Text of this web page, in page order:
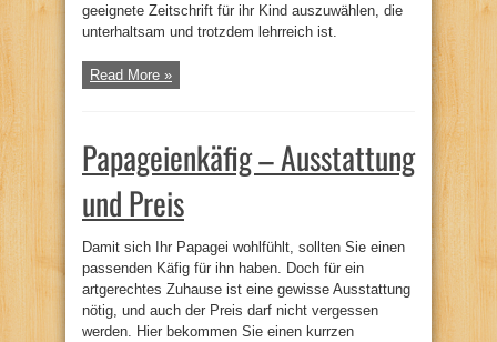
geeignete Zeitschrift für ihr Kind auszuwählen, die
unterhaltsam und trotzdem lehrreich ist.
Read More »
Papageienkäfig – Ausstattung
und Preis
Damit sich Ihr Papagei wohlfühlt, sollten Sie einen
passenden Käfig für ihn haben. Doch für ein
artgerechtes Zuhause ist eine gewisse Ausstattung
nötig, und auch der Preis darf nicht vergessen
werden. Hier bekommen Sie einen kurrzen